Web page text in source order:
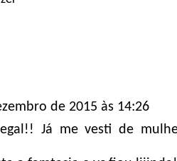
de 2015 às 14:26
Já me vesti de